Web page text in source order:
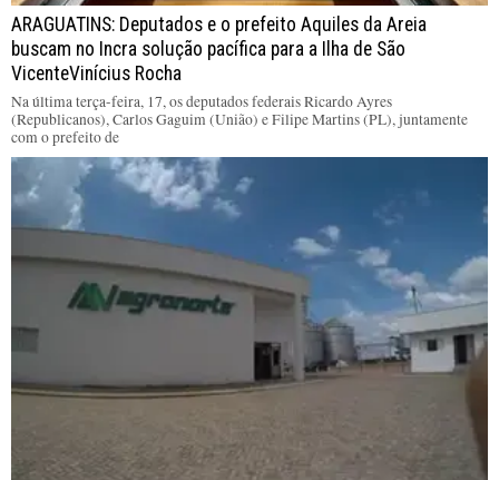
ARAGUATINS: Deputados e o prefeito Aquiles da Areia
buscam no Incra solução pacífica para a Ilha de São
VicenteVinícius Rocha
Na última terça-feira, 17, os deputados federais Ricardo Ayres
(Republicanos), Carlos Gaguim (União) e Filipe Martins (PL), juntamente
com o prefeito de